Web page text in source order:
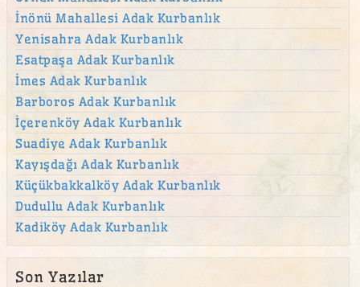
Atatürk Mahallesi Adak Kurban Satış Yeri
Aydınevler Adak Kurban Satış Yeri
Aziz Mahmut Hüdayi Mahallesi adak
Bağlarbaşı Adak Kurban Satış Yeri
Barbaros Mahallesi adak
beykoz adak
beylerbeyi adak
Beylerbeyi Mahallesi adak
bostancı adak
İnönü Mahallesi Adak Kurbanlık
Yenisahra Adak Kurbanlık
Esatpaşa Adak Kurbanlık
İmes Adak Kurbanlık
Barboros Adak Kurbanlık
İçerenköy Adak Kurbanlık
Suadiye Adak Kurbanlık
Kayışdağı Adak Kurbanlık
Küçükbakkalköy Adak Kurbanlık
Dudullu Adak Kurbanlık
Kadiköy Adak Kurbanlık
Son Yazılar